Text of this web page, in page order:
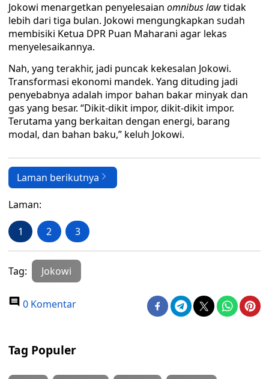
Jokowi menargetkan penyelesaian omnibuslawtidak
lebih dari tiga bulan. Jokowi mengungkapkan sudah
membisiki Ketua DPR Puan Maharani agar lekas
menyelesaikannya.
Nah, yang terakhir, jadi puncak kekesalan Jokowi.
Transformasi ekonomi mandek. Yang dituding jadi
penyebabnya adalah impor bahan bakar minyak dan
gas yang besar. “Dikit-dikit impor, dikit-dikit impor.
Terutama yang berkaitan dengan energi, barang
modal, dan bahan baku,” keluh Jokowi.
Laman berikutnya
Laman:
1 2 3
Tag: Jokowi
0 Komentar
Tag Populer